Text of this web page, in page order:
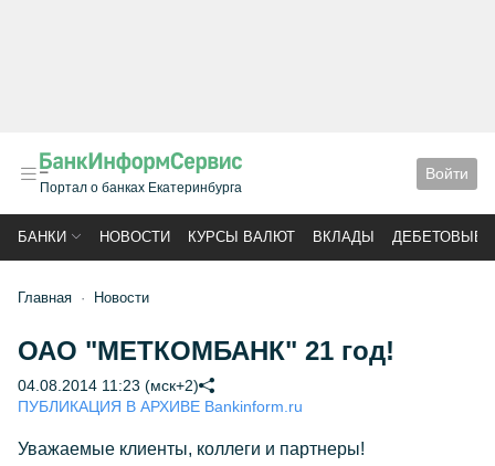
Портал о банках Екатеринбурга
Войти
БАНКИ НОВОСТИ КУРСЫ ВАЛЮТ ВКЛАДЫ ДЕБЕТОВЫЕ
Главная Новости
ОАО "МЕТКОМБАНК" 21 год!
04.08.2014 11:23 (мск+2)
ПУБЛИКАЦИЯ В АРХИВЕ Bankinform.ru
Уважаемые клиенты, коллеги и партнеры!